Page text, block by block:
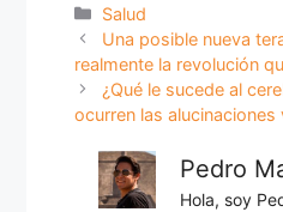
Categorías
Salud
Una posible nueva
realmente la revolución
¿Qué le sucede al
ocurren las alucinaciones
Pedro
Hola, soy